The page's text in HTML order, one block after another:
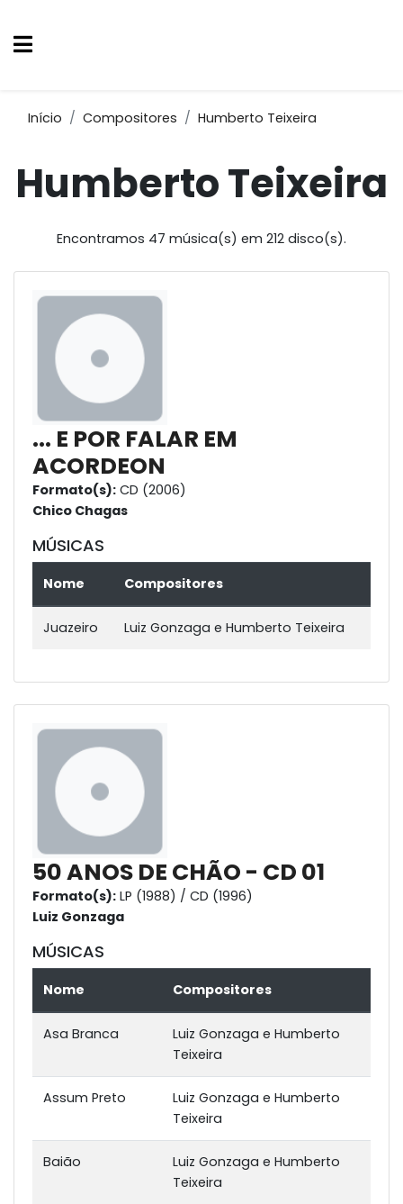
Início Compositores Humberto Teixeira
Humberto Teixeira
Encontramos 47 música(s) em 212 disco(s).
... E POR FALAR EM
ACORDEON
Formato(s): CD (2006)
Chico Chagas
MÚSICAS
Nome Compositores
Juazeiro Luiz Gonzaga e Humberto Teixeira
50 ANOS DE CHÃO - CD 01
Formato(s): LP (1988) / CD (1996)
Luiz Gonzaga
MÚSICAS
Nome Compositores
Asa Branca
Luiz Gonzaga e Humberto
Teixeira
Assum Preto
Luiz Gonzaga e Humberto
Teixeira
Baião
Luiz Gonzaga e Humberto
Teixeira